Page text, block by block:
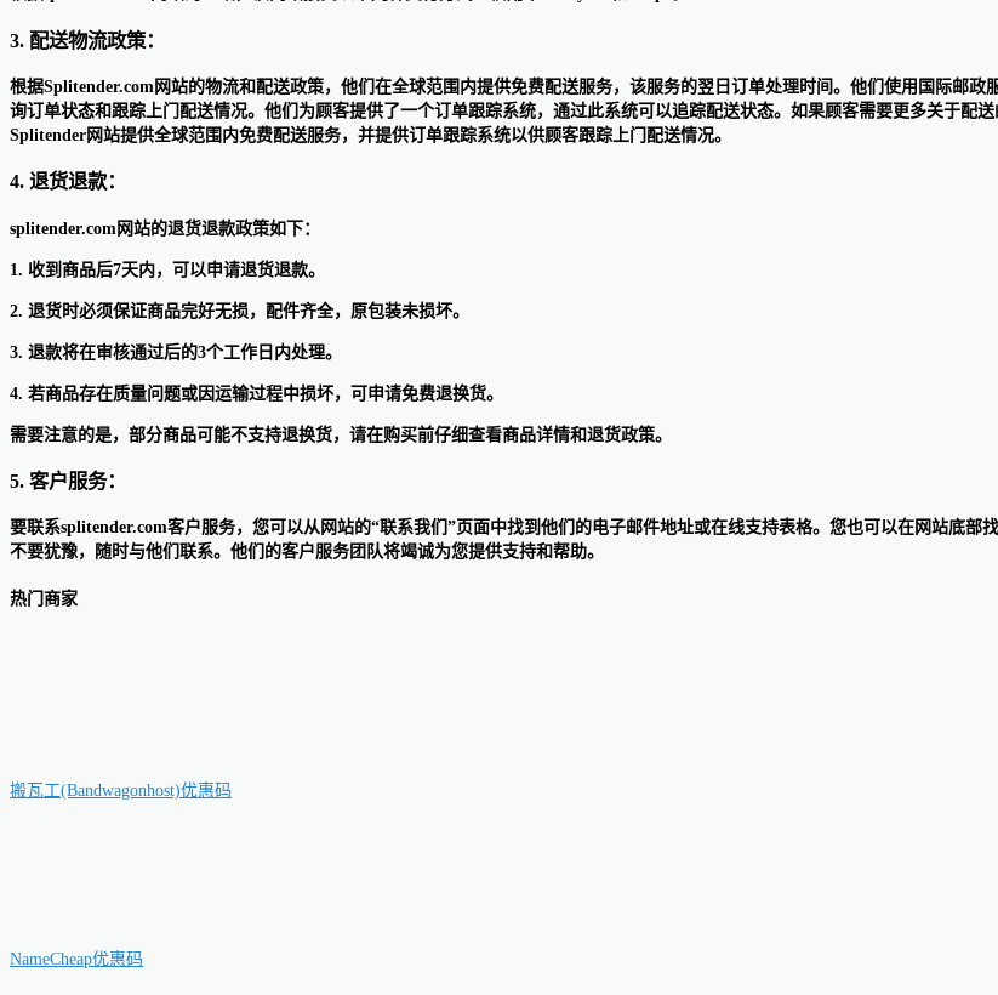
3. 配送物流政策：
根据Splitender.com网站的物流和配送政策，他们在全球范围内提供免费配送服务，该服务的翌日订单处理时间。他们使用国际邮
询订单状态和跟踪上门配送情况。他们为顾客提供了一个订单跟踪系统，通过此系统可以追踪配送状态。如果顾客需要更多关于配
Splitender网站提供全球范围内免费配送服务，并提供订单跟踪系统以供顾客跟踪上门配送情况。
4. 退货退款：
splitender.com网站的退货退款政策如下：
1. 收到商品后7天内，可以申请退货退款。
2. 退货时必须保证商品完好无损，配件齐全，原包装未损坏。
3. 退款将在审核通过后的3个工作日内处理。
4. 若商品存在质量问题或因运输过程中损坏，可申请免费退换货。
需要注意的是，部分商品可能不支持退换货，请在购买前仔细查看商品详情和退货政策。
5. 客户服务：
要联系splitender.com客户服务，您可以从网站的“联系我们”页面中找到他们的电子邮件地址或在线支持表格。您也可以在网站底
不要犹豫，随时与他们联系。他们的客户服务团队将竭诚为您提供支持和帮助。
热门商家
搬瓦工(Bandwagonhost)优惠码
NameCheap优惠码